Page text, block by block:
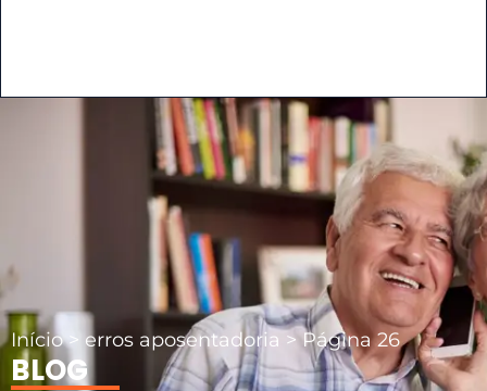
Início> erros aposentadoria >Página 26
BLOG